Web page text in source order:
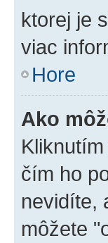
ktorej je
viac
Hore
Ako
čím ho
nevidíte,
môžete